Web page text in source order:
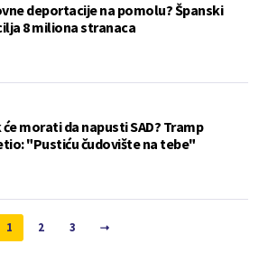
deportacije na pomolu? Španski
8 miliona stranaca
će morati da napusti SAD? Tramp
"Pustiću čudovište na tebe"
1 2 3